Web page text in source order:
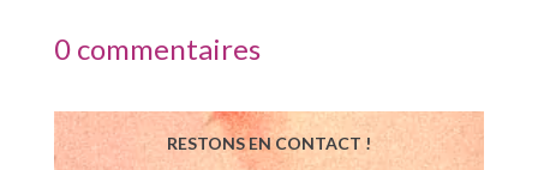
0 commentaires
RESTONS EN CONTACT !